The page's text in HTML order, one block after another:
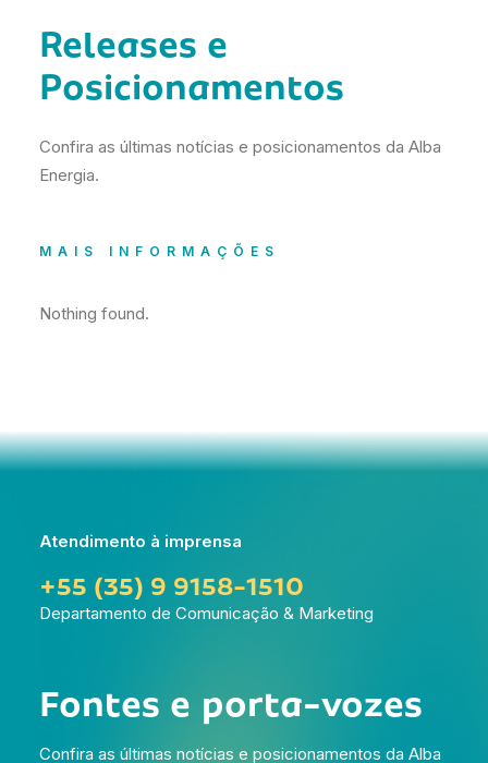
MAIS INFORMAÇÕES
Releases e
Posicionamentos
Confira as últimas notícias e posicionamentos da Alba
Energia.
Nothing found.
Fontes e porta-vozes
Confira as últimas notícias e posicionamentos da Alba
Atendimento à imprensa
+55 (35) 9 9158-1510
Departamento de Comunicação & Marketing